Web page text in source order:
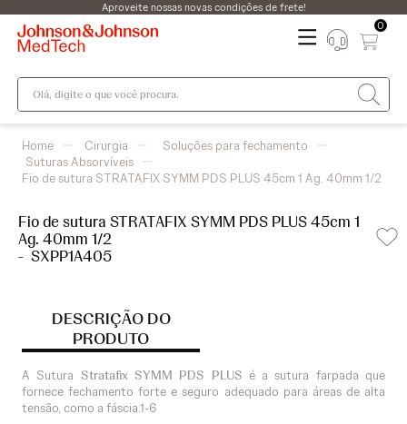
Aproveite nossas novas condições de frete!
0
Olá, digite o que você procura.
Cirurgia
Soluções para fechamento
Suturas Absorvíveis
Fio de sutura STRATAFIX SYMM PDS PLUS 45cm 1 Ag. 40mm 1/2
Fio de sutura STRATAFIX SYMM PDS PLUS 45cm 1
Ag. 40mm 1/2
- SXPP1A405
DESCRIÇÃO DO
PRODUTO
A Sutura Stratafix SYMM PDS PLUS é a sutura farpada que
fornece fechamento forte e seguro adequado para áreas de alta
tensão, como a fáscia.1-6